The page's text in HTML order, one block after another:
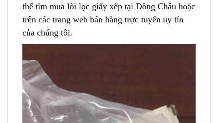
thể tìm mua lõi lọc giấy xếp tại Đông Châu hoặc
trên các trang web bán hàng trực tuyến uy tín
của chúng tôi.